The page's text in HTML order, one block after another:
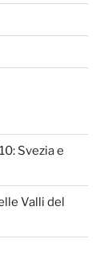
Svezia e
Valli del